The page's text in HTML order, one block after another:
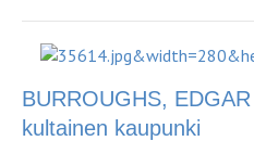
BURROUGHS,
kultainen kaupunki